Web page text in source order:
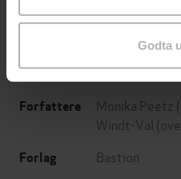
Godta
Undertittel en roman
Forfattere Monika Peetz
Windt-Val
Forlag Bastion